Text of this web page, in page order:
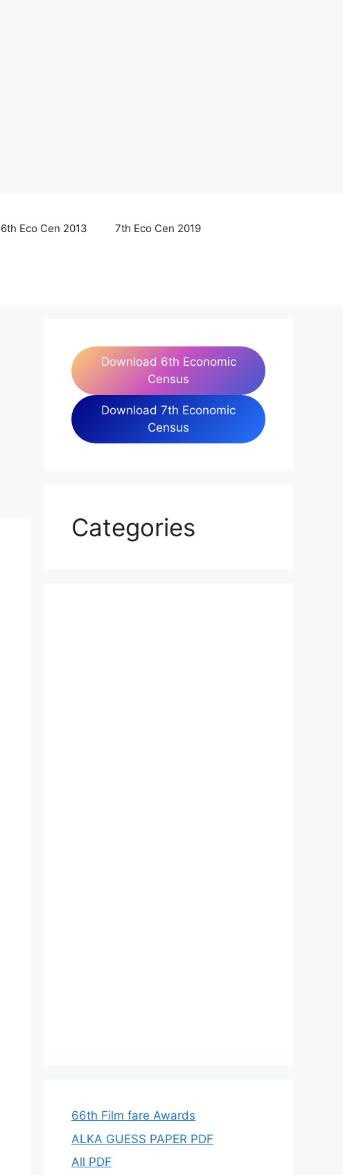
6th Eco Cen 2013 7th Eco Cen 2019
Download 6th Economic
Census
Download 7th Economic
Census
Categories
66th Film fare Awards
ALKA GUESS PAPER PDF
All PDF